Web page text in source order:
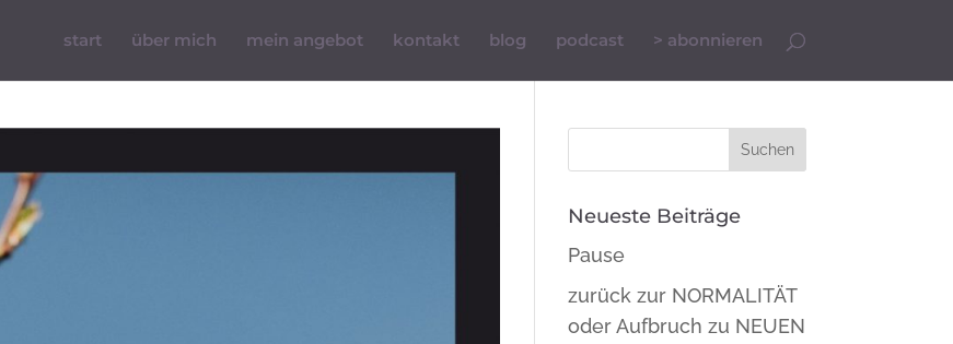
start über mich mein angebot kontakt blog podcast > abonnieren
Neueste Beiträge
Pause
zurück zur NORMALITÄT
oder Aufbruch zu NEUEN